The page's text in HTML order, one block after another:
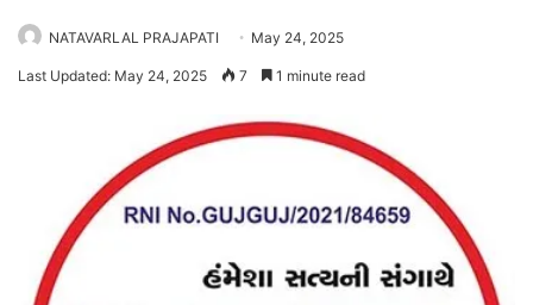
NATAVARLAL PRAJAPATI May 24, 2025
Last Updated: May 24, 2025 7 1 minute read